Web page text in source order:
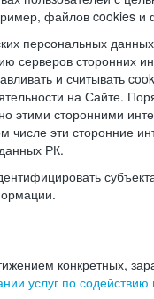
файлов cookies
персональных
серверов сторонних
и считывать
на Сайте.
этими сторонними
числе эти сторонние
РК.
конкретных,
услуг по содействию